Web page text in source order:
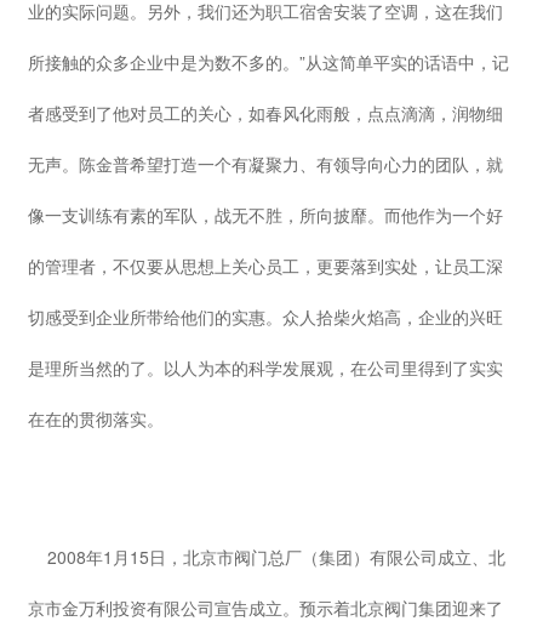
业的实际问题。另外，我们还为职工宿舍安装了空调，这在我们
所接触的众多企业中是为数不多的。”从这简单平实的话语中，记
者感受到了他对员工的关心，如春风化雨般，点点滴滴，润物细
无声。陈金普希望打造一个有凝聚力、有领导向心力的团队，就
像一支训练有素的军队，战无不胜，所向披靡。而他作为一个好
的管理者，不仅要从思想上关心员工，更要落到实处，让员工深
切感受到企业所带给他们的实惠。众人拾柴火焰高，企业的兴旺
是理所当然的了。以人为本的科学发展观，在公司里得到了实实
在在的贯彻落实。
2008年1月15日，北京市阀门总厂（集团）有限公司成立、北
京市金万利投资有限公司宣告成立。预示着北京阀门集团迎来了